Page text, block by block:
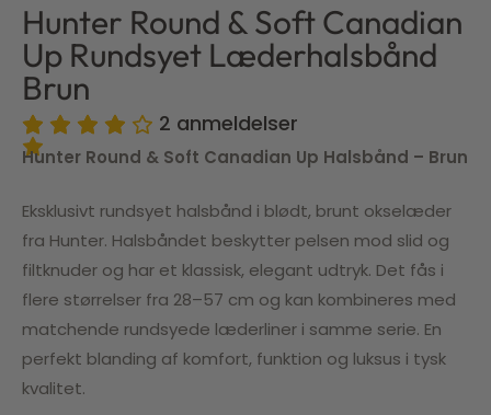
Hunter Round & Soft Canadian
Up Rundsyet Læderhalsbånd
Brun
2 anmeldelser
Hunter Round & Soft Canadian Up Halsbånd – Brun
Eksklusivt rundsyet halsbånd i blødt, brunt okselæder
fra Hunter. Halsbåndet beskytter pelsen mod slid og
filtknuder og har et klassisk, elegant udtryk. Det fås i
flere størrelser fra 28–57 cm og kan kombineres med
matchende rundsyede læderliner i samme serie. En
perfekt blanding af komfort, funktion og luksus i tysk
kvalitet.